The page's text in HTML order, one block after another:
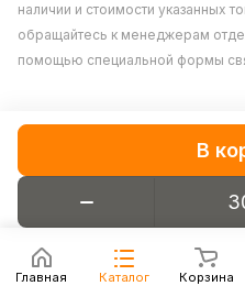
В
Главная Каталог Корзина
наличии и стоимости указанных
обращайтесь к менеджерам
помощью специальной формы
Конфиденциальность
нашими специалистами
анализа событий на
позволяет нам улучшать
подробные сведения
Политике в отношении
Принимаю